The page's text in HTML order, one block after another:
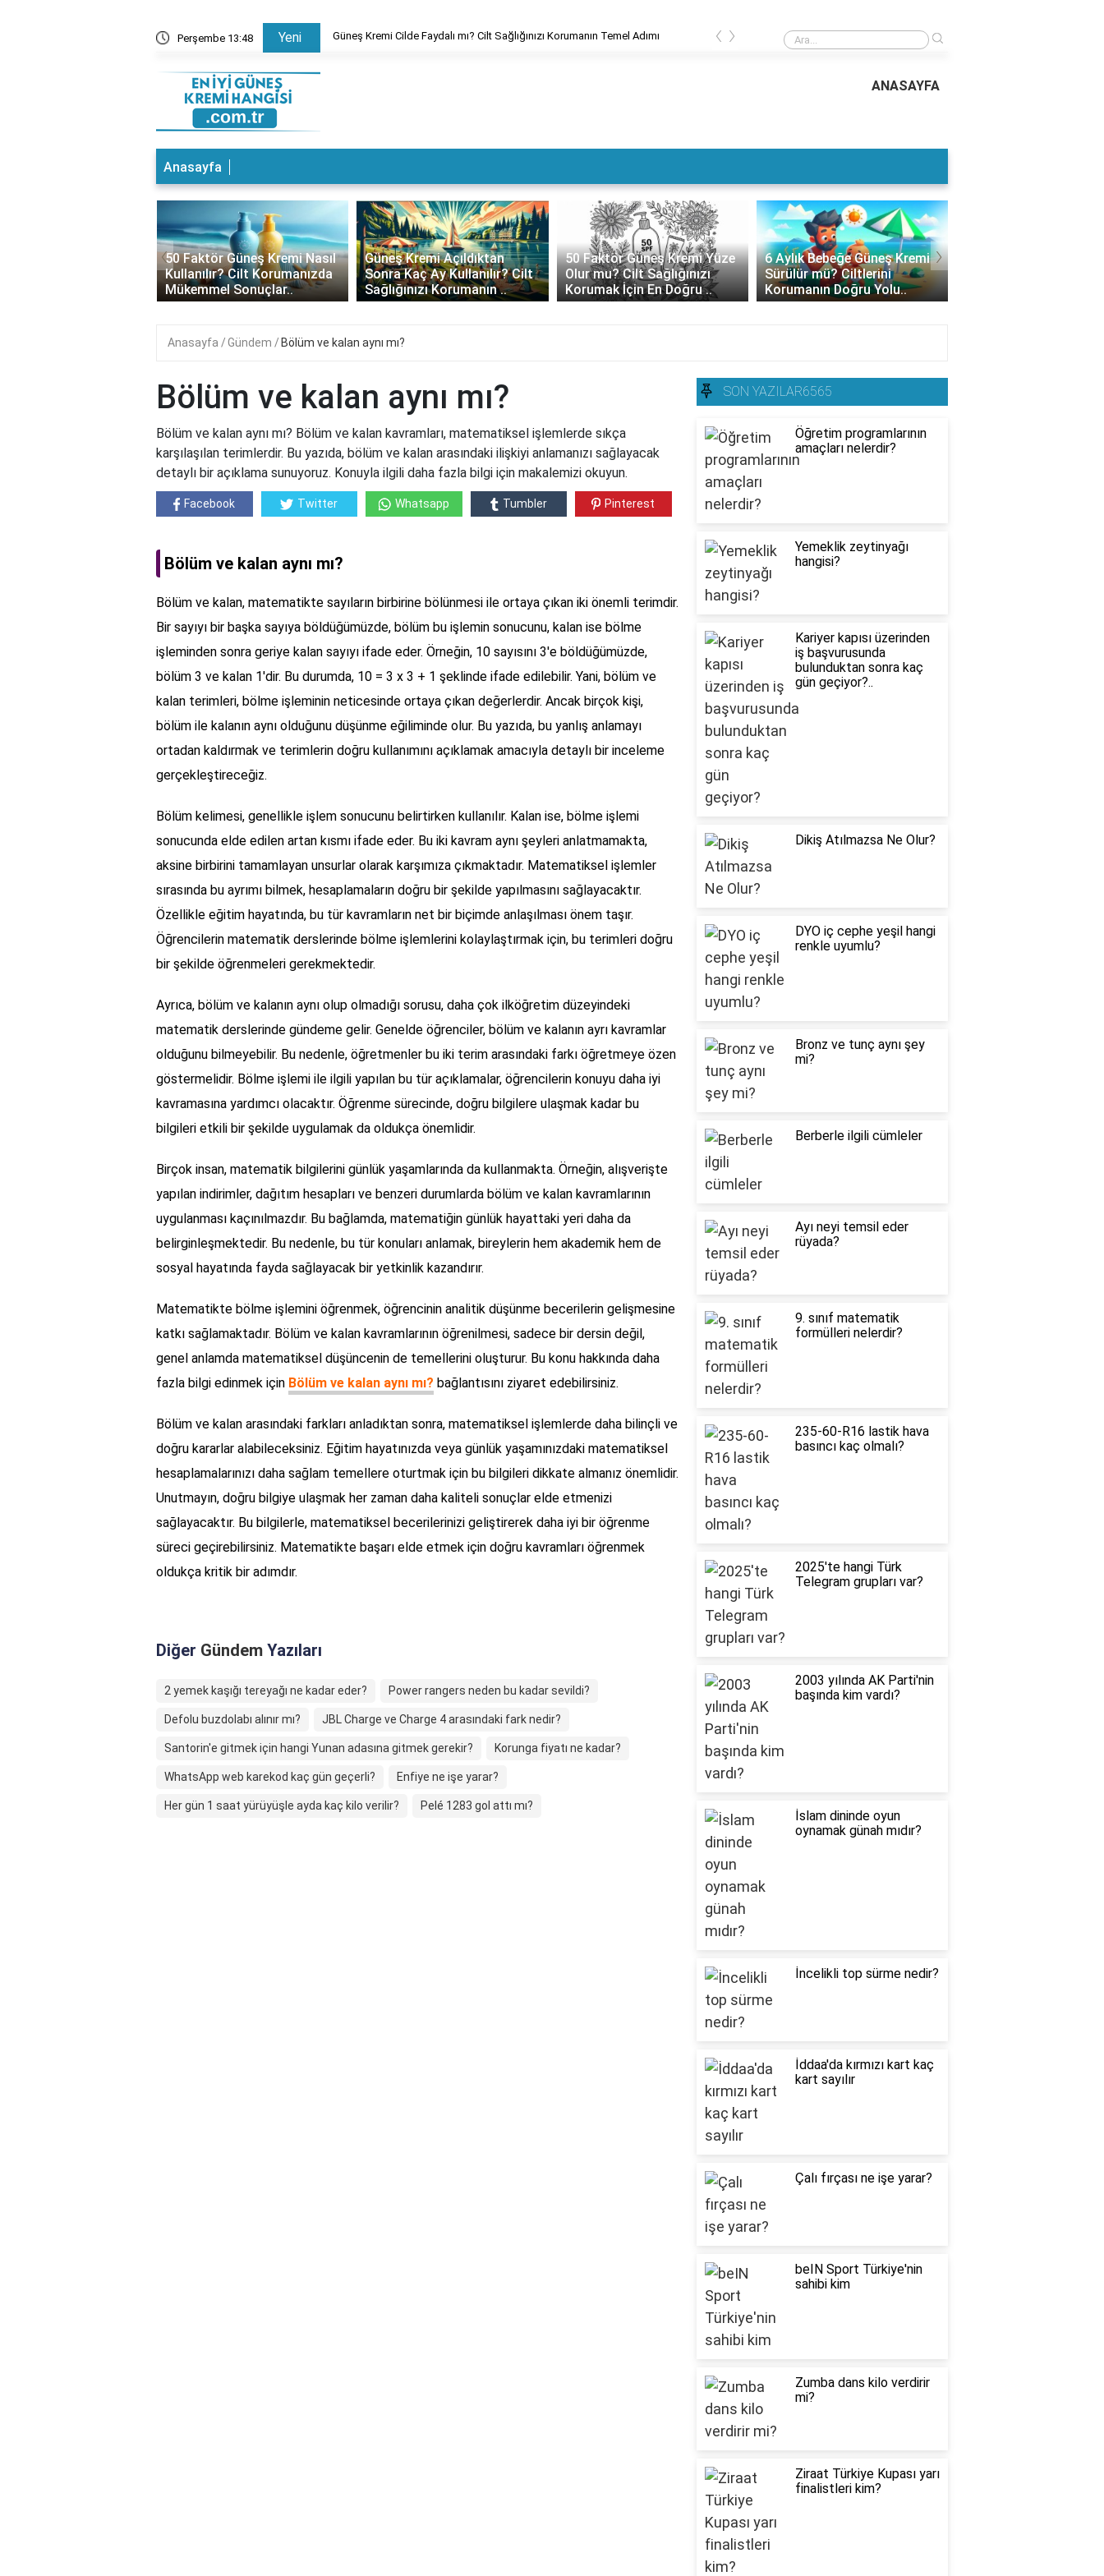
Perşembe 13:48 Yeni
Ne Sürülür? Cilt Bakımında Doğru Bilgiler Güneş Kremi Cilde Faydalı mı? Cilt Sağlığınızı Korumanın Temel Adımı
Güneş Kremi Buzdolabına Konur mu? Cilt Sağlığınızı Korumak İçin Doğru
Yöntemleri..
‹ ›
ANASAYFA
Anasayfa
50 Faktör Güneş Kremi Nasıl
Kullanılır? Cilt Korumanızda
Mükemmel Sonuçlar..
Güneş Kremi Açıldıktan
Sonra Kaç Ay Kullanılır? Cilt
Sağlığınızı Korumanın ..
50 Faktör Güneş Kremi Yüze
Olur mu? Cilt Sağlığınızı
Korumak İçin En Doğru ..
6 Aylık Bebeğe Güneş Kremi
Sürülür mü? Ciltlerini
Korumanın Doğru Yolu..
‹ ›
Anasayfa Gündem Bölüm ve kalan aynı mı?
Bölüm ve kalan aynı mı?
Bölüm ve kalan aynı mı? Bölüm ve kalan kavramları, matematiksel işlemlerde sıkça
karşılaşılan terimlerdir. Bu yazıda, bölüm ve kalan arasındaki ilişkiyi anlamanızı sağlayacak
detaylı bir açıklama sunuyoruz. Konuyla ilgili daha fazla bilgi için makalemizi okuyun.
Facebook Twitter Whatsapp Tumbler Pinterest
Bölüm ve kalan aynı mı?
Bölüm ve kalan, matematikte sayıların birbirine bölünmesi ile ortaya çıkan iki önemli terimdir.
Bir sayıyı bir başka sayıya böldüğümüzde, bölüm bu işlemin sonucunu, kalan ise bölme
işleminden sonra geriye kalan sayıyı ifade eder. Örneğin, 10 sayısını 3'e böldüğümüzde,
bölüm 3 ve kalan 1'dir. Bu durumda, 10 = 3 x 3 + 1 şeklinde ifade edilebilir. Yani, bölüm ve
kalan terimleri, bölme işleminin neticesinde ortaya çıkan değerlerdir. Ancak birçok kişi,
bölüm ile kalanın aynı olduğunu düşünme eğiliminde olur. Bu yazıda, bu yanlış anlamayı
ortadan kaldırmak ve terimlerin doğru kullanımını açıklamak amacıyla detaylı bir inceleme
gerçekleştireceğiz.
Bölüm kelimesi, genellikle işlem sonucunu belirtirken kullanılır. Kalan ise, bölme işlemi
sonucunda elde edilen artan kısmı ifade eder. Bu iki kavram aynı şeyleri anlatmamakta,
aksine birbirini tamamlayan unsurlar olarak karşımıza çıkmaktadır. Matematiksel işlemler
sırasında bu ayrımı bilmek, hesaplamaların doğru bir şekilde yapılmasını sağlayacaktır.
Özellikle eğitim hayatında, bu tür kavramların net bir biçimde anlaşılması önem taşır.
Öğrencilerin matematik derslerinde bölme işlemlerini kolaylaştırmak için, bu terimleri doğru
bir şekilde öğrenmeleri gerekmektedir.
Ayrıca, bölüm ve kalanın aynı olup olmadığı sorusu, daha çok ilköğretim düzeyindeki
matematik derslerinde gündeme gelir. Genelde öğrenciler, bölüm ve kalanın ayrı kavramlar
olduğunu bilmeyebilir. Bu nedenle, öğretmenler bu iki terim arasındaki farkı öğretmeye özen
göstermelidir. Bölme işlemi ile ilgili yapılan bu tür açıklamalar, öğrencilerin konuyu daha iyi
kavramasına yardımcı olacaktır. Öğrenme sürecinde, doğru bilgilere ulaşmak kadar bu
bilgileri etkili bir şekilde uygulamak da oldukça önemlidir.
Birçok insan, matematik bilgilerini günlük yaşamlarında da kullanmakta. Örneğin, alışverişte
yapılan indirimler, dağıtım hesapları ve benzeri durumlarda bölüm ve kalan kavramlarının
uygulanması kaçınılmazdır. Bu bağlamda, matematiğin günlük hayattaki yeri daha da
belirginleşmektedir. Bu nedenle, bu tür konuları anlamak, bireylerin hem akademik hem de
sosyal hayatında fayda sağlayacak bir yetkinlik kazandırır.
Matematikte bölme işlemini öğrenmek, öğrencinin analitik düşünme becerilerin gelişmesine
katkı sağlamaktadır. Bölüm ve kalan kavramlarının öğrenilmesi, sadece bir dersin değil,
genel anlamda matematiksel düşüncenin de temellerini oluşturur. Bu konu hakkında daha
fazla bilgi edinmek için Bölüm ve kalan aynı mı? bağlantısını ziyaret edebilirsiniz.
Bölüm ve kalan arasındaki farkları anladıktan sonra, matematiksel işlemlerde daha bilinçli ve
doğru kararlar alabileceksiniz. Eğitim hayatınızda veya günlük yaşamınızdaki matematiksel
hesaplamalarınızı daha sağlam temellere oturtmak için bu bilgileri dikkate almanız önemlidir.
Unutmayın, doğru bilgiye ulaşmak her zaman daha kaliteli sonuçlar elde etmenizi
sağlayacaktır. Bu bilgilerle, matematiksel becerilerinizi geliştirerek daha iyi bir öğrenme
süreci geçirebilirsiniz. Matematikte başarı elde etmek için doğru kavramları öğrenmek
oldukça kritik bir adımdır.
Diğer Gündem Yazıları
2 yemek kaşığı tereyağı ne kadar eder? Power rangers neden bu kadar sevildi?
Defolu buzdolabı alınır mı? JBL Charge ve Charge 4 arasındaki fark nedir?
Santorin'e gitmek için hangi Yunan adasına gitmek gerekir? Korunga fiyatı ne kadar?
WhatsApp web karekod kaç gün geçerli? Enfiye ne işe yarar?
Her gün 1 saat yürüyüşle ayda kaç kilo verilir? Pelé 1283 gol attı mı?
SON YAZILAR6565
Öğretim programlarının
amaçları nelerdir?
Yemeklik zeytinyağı
hangisi?
Kariyer kapısı üzerinden
iş başvurusunda
bulunduktan sonra kaç
gün geçiyor?..
Dikiş Atılmazsa Ne Olur?
DYO iç cephe yeşil hangi
renkle uyumlu?
Bronz ve tunç aynı şey
mi?
Berberle ilgili cümleler
Ayı neyi temsil eder
rüyada?
9. sınıf matematik
formülleri nelerdir?
235-60-R16 lastik hava
basıncı kaç olmalı?
2025'te hangi Türk
Telegram grupları var?
2003 yılında AK Parti'nin
başında kim vardı?
İslam dininde oyun
oynamak günah mıdır?
İncelikli top sürme nedir?
İddaa'da kırmızı kart kaç
kart sayılır
Çalı fırçası ne işe yarar?
beIN Sport Türkiye'nin
sahibi kim
Zumba dans kilo verdirir
mi?
Ziraat Türkiye Kupası yarı
finalistleri kim?